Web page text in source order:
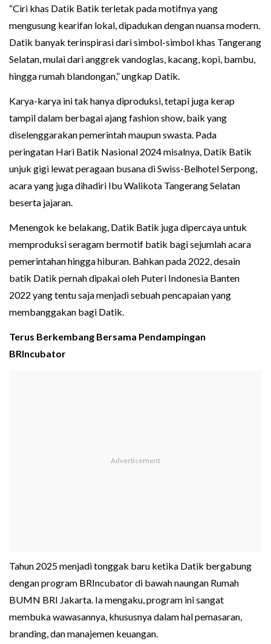
“Ciri khas Datik Batik terletak pada motifnya yang
mengusung kearifan lokal, dipadukan dengan nuansa modern.
Datik banyak terinspirasi dari simbol-simbol khas Tangerang
Selatan, mulai dari anggrek vandoglas, kacang, kopi, bambu,
hingga rumah blandongan,” ungkap Datik.
Karya-karya ini tak hanya diproduksi, tetapi juga kerap
tampil dalam berbagai ajang fashion show, baik yang
diselenggarakan pemerintah maupun swasta. Pada
peringatan Hari Batik Nasional 2024 misalnya, Datik Batik
unjuk gigi lewat peragaan busana di Swiss-Belhotel Serpong,
acara yang juga dihadiri Ibu Walikota Tangerang Selatan
beserta jajaran.
Menengok ke belakang, Datik Batik juga dipercaya untuk
memproduksi seragam bermotif batik bagi sejumlah acara
pemerintahan hingga hiburan. Bahkan pada 2022, desain
batik Datik pernah dipakai oleh Puteri Indonesia Banten
2022 yang tentu saja menjadi sebuah pencapaian yang
membanggakan bagi Datik.
Terus Berkembang Bersama Pendampingan
BRIncubator
Tahun 2025 menjadi tonggak baru ketika Datik bergabung
dengan program BRIncubator di bawah naungan Rumah
BUMN BRI Jakarta. Ia mengaku, program ini sangat
membuka wawasannya, khususnya dalam hal pemasaran,
branding, dan manajemen keuangan.